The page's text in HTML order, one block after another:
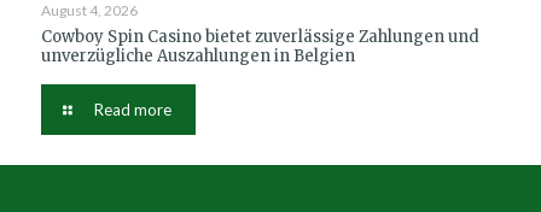
August 4, 2026
Cowboy Spin Casino bietet zuverlässige Zahlungen und
unverzügliche Auszahlungen in Belgien
Read more